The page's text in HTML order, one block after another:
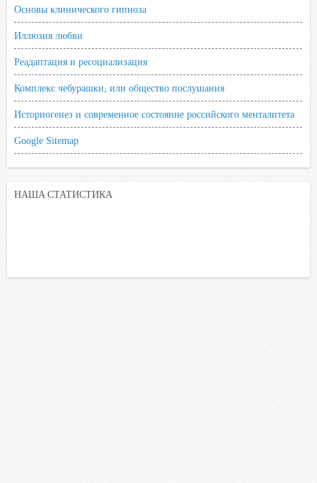
Основы клинического гипноза
Иллюзия любви
Реадаптация и ресоциализация
Комплекс чебурашки, или общество послушания
Историогенез и современное состояние российского менталитета
Google Sitemap
НАША СТАТИСТИКА